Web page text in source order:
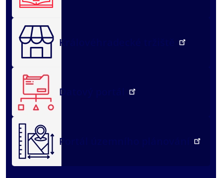
Královéhradecké tržiště
Datový portál
Portál územního plánování